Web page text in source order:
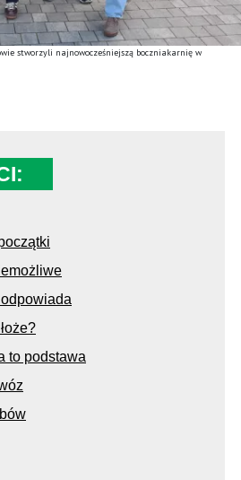
stworzyli najnowocześniejszą boczniakarnię w
to podstawa